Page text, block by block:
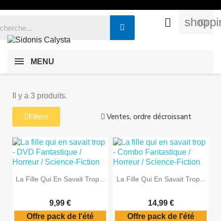
 (0)
MENU
Il y a 3 produits.
Filters
La Fille Qui En Savait Trop...
9,99 €
Offre pack de l'été
La Fille Qui En Savait Trop...
14,99 €
Offre pack de l'été